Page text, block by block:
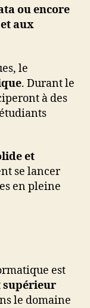
ou encore
aux
le
. Durant le
à des
et
se lancer
en pleine
est
supérieur
le domaine